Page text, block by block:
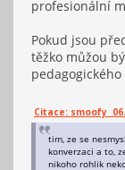
profesionální
Pokud jsou
těžko můžou
Citace: smoofy 06.
tim, ze se
konverzaci a to,
nikoho rohlik